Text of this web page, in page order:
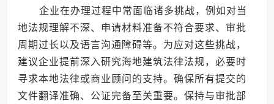
企业在办理过程中常面临诸多挑战，例如对当
地法规理解不深、申请材料准备不符合要求、审批
周期过长以及语言沟通障碍等。为应对这些挑战，
建议企业提前深入研究海地建筑法律法规，必要时
寻求本地法律或商业顾问的支持。确保所有提交的
文件翻译准确、公证完备至关重要。保持与审批部